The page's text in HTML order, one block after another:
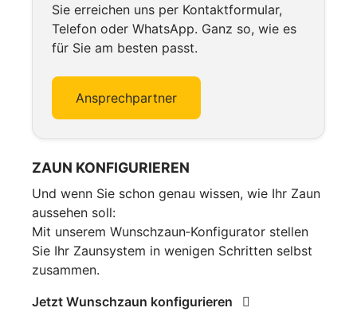
Sie erreichen uns per Kontaktformular,
Telefon oder WhatsApp. Ganz so, wie es
für Sie am besten passt.
Ansprechpartner
ZAUN KONFIGURIEREN
Und wenn Sie schon genau wissen, wie Ihr Zaun
aussehen soll:
Mit unserem Wunschzaun‑Konfigurator stellen
Sie Ihr Zaunsystem in wenigen Schritten selbst
zusammen.
Jetzt Wunschzaun konfigurieren